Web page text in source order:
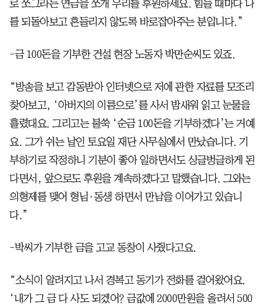
로 쪼그라든 연금을 쪼개 우리를 후원하세요. 힘들 때마다 나
를 되돌아보고 흔들리지 않도록 바로잡아주는 분입니다.”
-금 100돈을 기부한 건설 현장 노동자 박만순씨도 있죠.
“방송을 보고 감동받아 인터넷으로 저에 관한 자료를 모조리
찾아보고, ‘아버지의 이름으로’를 사서 밤새워 읽고 눈물을
흘렸대요. 그리고는 불쑥 ‘순금 100돈을 기부하겠다’는 거예
요. 그가 쉬는 날인 토요일 재단 사무실에서 만났습니다. 기
부하기로 작정하니 기분이 좋아 일하면서도 싱글벙글하게 된
다면서, 앞으로도 후원을 계속하겠다고 말했습니다. 그와는
의형제를 맺어 형님·동생 하면서 만남을 이어가고 있습니
다.”
-박씨가 기부한 금을 고교 동창이 사줬다고요.
“소식이 알려지고 나서 경복고 동기가 전화를 걸어왔어요.
‘내가 그 금 다 사도 되겠어? 금값에 2000만원을 올려서 500